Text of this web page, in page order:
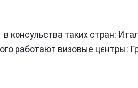
таких стран:
работают визовые центры: